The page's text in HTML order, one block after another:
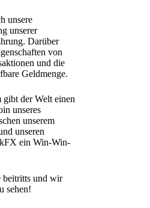
unsere
unserer
Darüber
von
und die
Geldmenge.
der Welt einen
unseres
unserem
unseren
ein Win-Win-
beitritts und wir
sehen!